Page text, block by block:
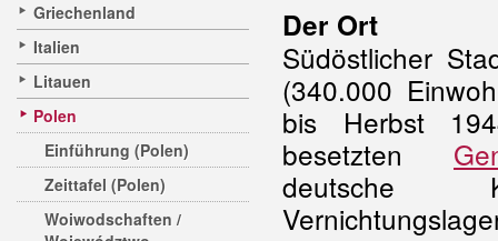
Griechenland
Italien
Litauen
Polen
Einführung (Polen)
Zeittafel (Polen)
Woiwodschaften /
Der Ort
Südöstlicher
(340.000
bis Herbst
besetzten
deutsche